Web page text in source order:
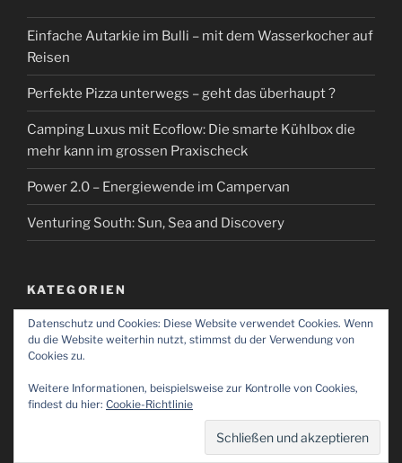
Einfache Autarkie im Bulli – mit dem Wasserkocher auf
Reisen
Perfekte Pizza unterwegs – geht das überhaupt ?
Camping Luxus mit Ecoflow: Die smarte Kühlbox die
mehr kann im grossen Praxischeck
Power 2.0 – Energiewende im Campervan
Venturing South: Sun, Sea and Discovery
KATEGORIEN
Kategorien
Stolz präsentiert von WordPress
Datenschutz und Cookies: Diese Website verwendet Cookies. Wenn
du die Website weiterhin nutzt, stimmst du der Verwendung von
Cookies zu.
Weitere Informationen, beispielsweise zur Kontrolle von Cookies,
findest du hier: Cookie-Richtlinie